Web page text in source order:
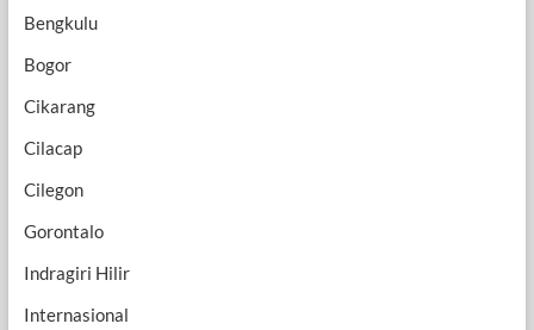
Bengkulu
Bogor
Cikarang
Cilacap
Cilegon
Gorontalo
Indragiri Hilir
Internasional